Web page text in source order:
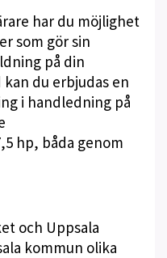
har du möjlighet
som gör sin
på din
du erbjudas en
i handledning på
hp, båda genom
och Uppsala
kommun olika